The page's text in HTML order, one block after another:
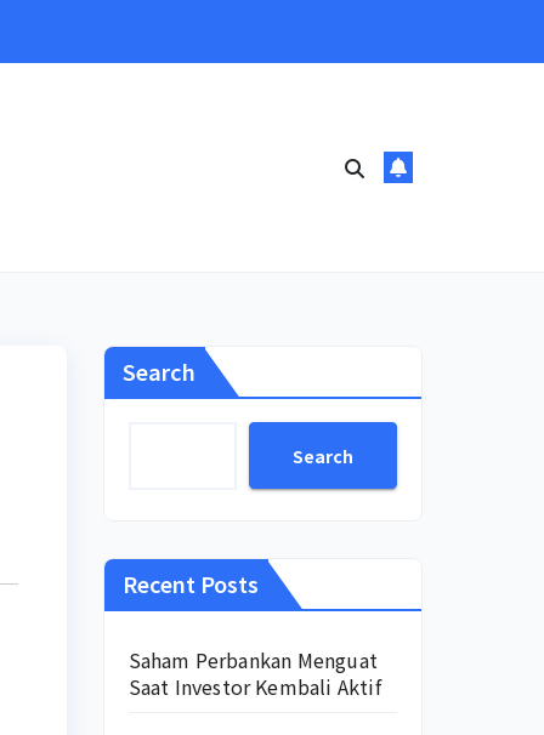
Search
Search
Recent Posts
Saham Perbankan Menguat
Saat Investor Kembali Aktif